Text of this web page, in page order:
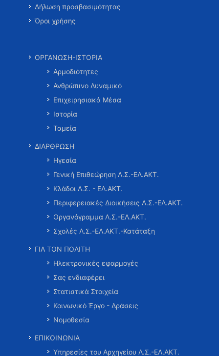
Δήλωση προσβασιμότητας
Όροι χρήσης
ΟΡΓΑΝΩΣΗ-ΙΣΤΟΡΙΑ
Αρμοδιότητες
Ανθρώπινο Δυναμικό
Επιχειρησιακά Μέσα
Ιστορία
Ταμεία
ΔΙΑΡΘΡΩΣΗ
Ηγεσία
Γενική Επιθεώρηση Λ.Σ.-ΕΛ.ΑΚΤ.
Κλάδοι Λ.Σ. - ΕΛ.ΑΚΤ.
Περιφερειακές Διοικήσεις Λ.Σ.-ΕΛ.ΑΚΤ.
Οργανόγραμμα Λ.Σ.-ΕΛ.ΑΚΤ.
Σχολές Λ.Σ.-ΕΛ.ΑΚΤ.-Κατάταξη
ΓΙΑ ΤΟΝ ΠΟΛΙΤΗ
Ηλεκτρονικές εφαρμογές
Σας ενδιαφέρει
Στατιστικά Στοιχεία
Κοινωνικό Έργο - Δράσεις
Νομοθεσία
ΕΠΙΚΟΙΝΩΝΙΑ
Υπηρεσίες του Αρχηγείου Λ.Σ.-ΕΛ.ΑΚΤ.